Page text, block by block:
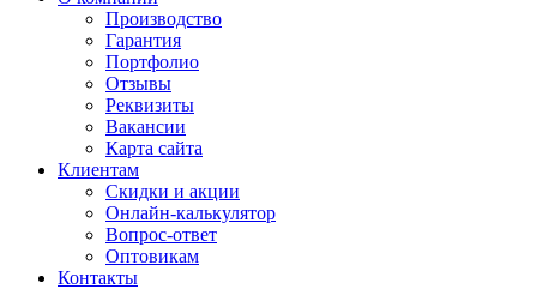
Производство
Гарантия
Портфолио
Отзывы
Реквизиты
Вакансии
Карта сайта
Клиентам
Скидки и акции
Онлайн-калькулятор
Вопрос-ответ
Оптовикам
Контакты